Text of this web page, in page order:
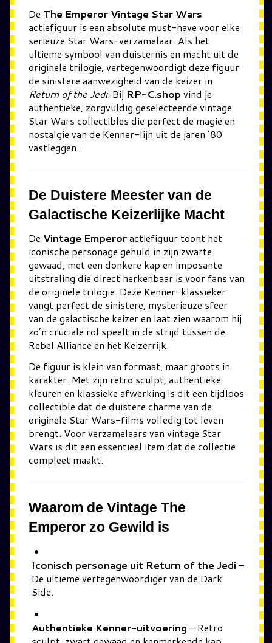
De The Emperor Vintage Star Wars
actiefiguur is een absolute must-have voor elke
serieuze Star Wars-verzamelaar. Als het
ultieme symbool van duisternis en macht uit de
originele trilogie, vertegenwoordigt deze figuur
de sinistere aanwezigheid van de keizer in
Return of the Jedi. Bij RP-C.shop vind je
authentieke, zorgvuldig geselecteerde vintage
Star Wars collectibles die perfect de magie en
nostalgie van de Kenner-lijn uit de jaren ’80
vastleggen.
De Duistere Meester van de
Galactische Keizerlijke Macht
De Vintage Emperoractiefiguur toont het
iconische personage gehuld in zijn zwarte
gewaad, met een donkere kap en imposante
uitstraling die direct herkenbaar is voor fans van
de originele trilogie. Deze Kenner-klassieker
vangt perfect de sinistere, mysterieuze sfeer
van de galactische keizer en laat zien waarom hij
zo’n cruciale rol speelt in de strijd tussen de
Rebel Alliance en het Keizerrijk.
De figuur is klein van formaat, maar groots in
karakter. Met zijn retro sculpt, authentieke
kleuren en klassieke afwerking is dit een tijdloos
collectible dat de duistere charme van de
originele Star Wars-films volledig tot leven
brengt. Voor verzamelaars van vintage Star
Wars is dit een essentieel item dat de collectie
compleet maakt.
Waarom de Vintage The
Emperor zo Gewild is
Iconisch personage uit Return of the Jedi –
De ultieme vertegenwoordiger van de Dark
Side.
Authentieke Kenner-uitvoering – Retro